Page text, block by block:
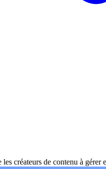
créateurs de contenu à gérer